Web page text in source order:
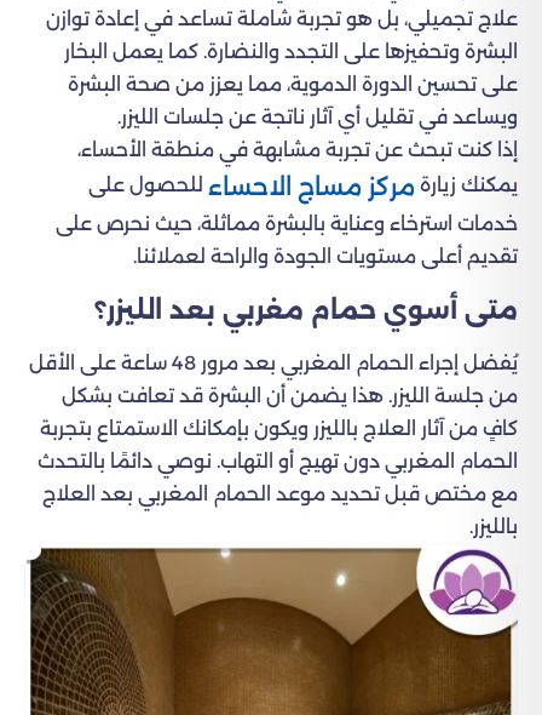
علاج تجميلي، بل هو تجربة شاملة تساعد في إعادة توازن
البشرة وتحفيزها على التجدد والنضارة. كما يعمل البخار
على تحسين الدورة الدموية، مما يعزز من صحة البشرة
ويساعد في تقليل أي آثار ناتجة عن جلسات الليزر.
إذا كنت تبحث عن تجربة مشابهة في منطقة الأحساء،
يمكنك زيارة مركز مساج الاحساء للحصول على
خدمات استرخاء وعناية بالبشرة مماثلة، حيث نحرص على
تقديم أعلى مستويات الجودة والراحة لعملائنا.
متى أسوي حمام مغربي بعد الليزر؟
يُفضل إجراء الحمام المغربي بعد مرور 48 ساعة على الأقل
من جلسة الليزر. هذا يضمن أن البشرة قد تعافت بشكل
كافٍ من آثار العلاج بالليزر ويكون بإمكانك الاستمتاع بتجربة
الحمام المغربي دون تهيج أو التهاب. نوصي دائمًا بالتحدث
مع مختص قبل تحديد موعد الحمام المغربي بعد العلاج
بالليزر.